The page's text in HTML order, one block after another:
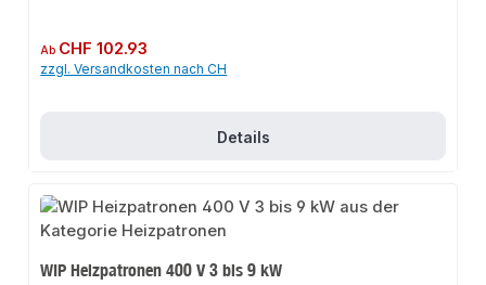
Regulärer Preis:
Ab CHF 102.93
zzgl. Versandkosten nach CH
Details
WIP Heizpatronen 400 V 3 bis 9 kW